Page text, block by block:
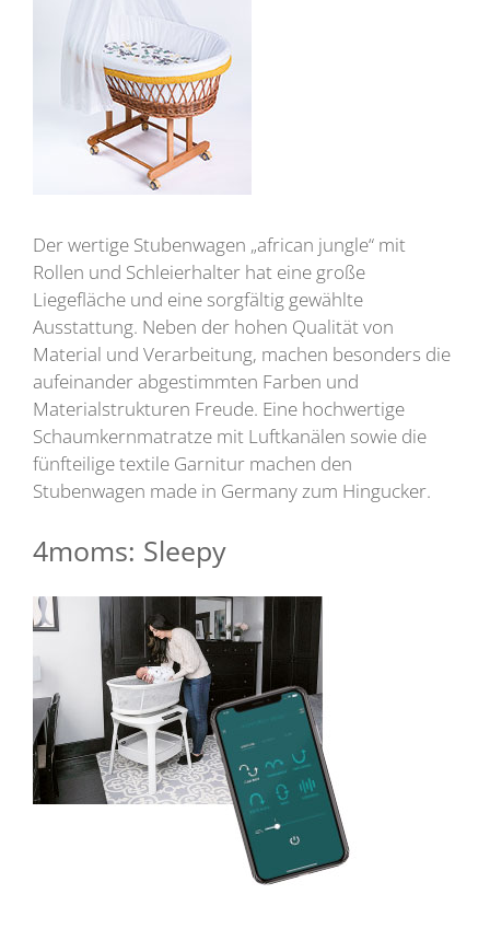
Der wertige Stubenwagen „african jungle“ mit
Rollen und Schleierhalter hat eine große
Liegefläche und eine sorgfältig gewählte
Ausstattung. Neben der hohen Qualität von
Material und Verarbeitung, machen besonders die
aufeinander abgestimmten Farben und
Materialstrukturen Freude. Eine hochwertige
Schaumkernmatratze mit Luftkanälen sowie die
fünfteilige textile Garnitur machen den
Stubenwagen made in Germany zum Hingucker.
4moms: Sleepy